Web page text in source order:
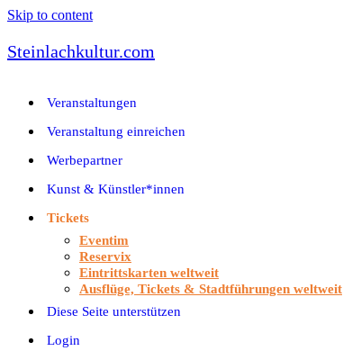
Skip to content
Steinlachkultur.com
Veranstaltungen
Veranstaltung einreichen
Werbepartner
Kunst & Künstler*innen
Tickets
Eventim
Reservix
Eintrittskarten weltweit
Ausflüge, Tickets & Stadtführungen weltweit
Diese Seite unterstützen
Login